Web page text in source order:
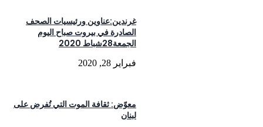
غرندين:عناوين ورئيسيات الصحف
الصادرة في بيروت صباح اليوم
الجمعة28شباط 2020
فبراير 28, 2020
معوّض: ثقافة الموت التي تُفرض على
لبنان